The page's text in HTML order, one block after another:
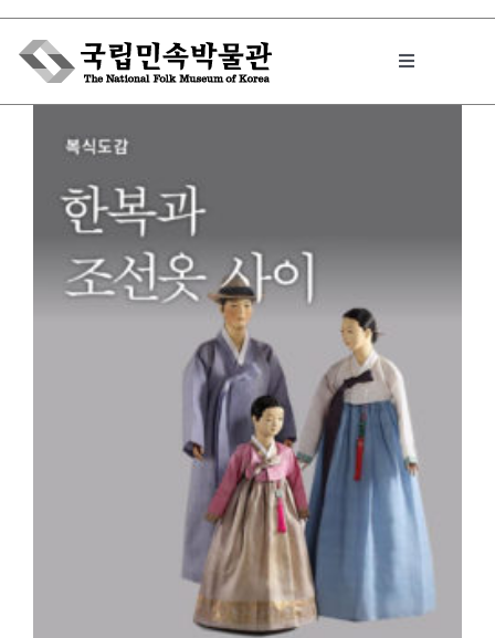
Skip
content
Toggle
박물관에서는
민속이야기